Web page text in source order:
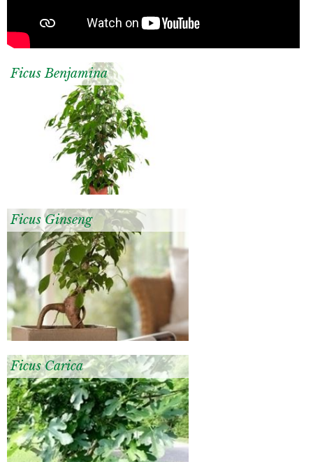
Ficus Benjamina
Ficus Ginseng
Ficus Carica